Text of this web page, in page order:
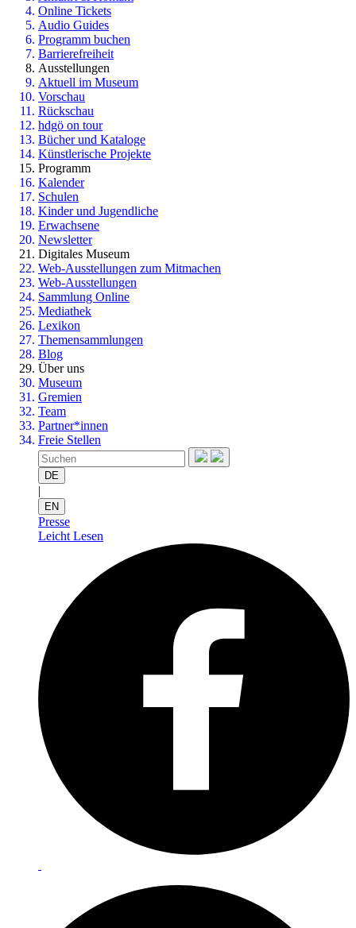
Online Tickets
Audio Guides
Programm buchen
Barrierefreiheit
Ausstellungen
Aktuell im Museum
Vorschau
Rückschau
hdgö on tour
Bücher und Kataloge
Künstlerische Projekte
Programm
Kalender
Schulen
Kinder und Jugendliche
Erwachsene
Newsletter
Digitales Museum
Web-Ausstellungen zum Mitmachen
Web-Ausstellungen
Sammlung Online
Mediathek
Lexikon
Themensammlungen
Blog
Über uns
Museum
Gremien
Team
Partner*innen
Freie Stellen
DE
|
EN
Presse
Leicht Lesen